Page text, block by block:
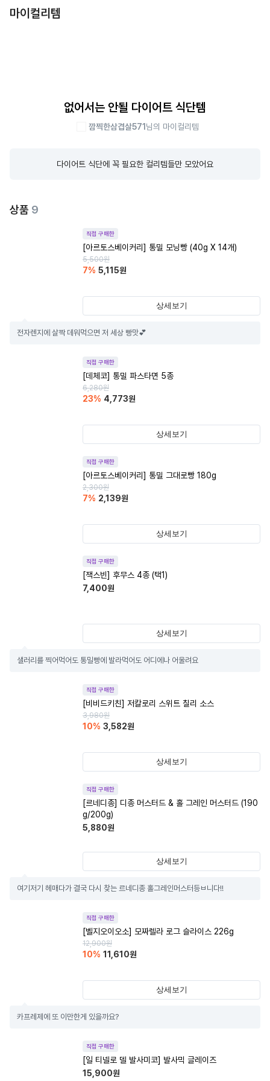
마이컬리템
없어서는 안될 다이어트 식단템
깜찍한삼겹살571 님의 마이컬리템
다이어트 식단에 꼭 필요한 컬리템들만 모았어요
상품 9
직접 구매한
[아르토스베이커리] 통밀 모닝빵 (40g X 14개)
5,500원
7% 5,115원
상세보기
전자렌지에 살짝 데워먹으면 저 세상 빵맛💕
직접 구매한
[데체코] 통밀 파스타면 5종
6,280원
23% 4,773원
상세보기
직접 구매한
[아르토스베이커리] 통밀 그대로빵 180g
2,300원
7% 2,139원
상세보기
직접 구매한
[잭스빈] 후무스 4종 (택1)
7,400원
상세보기
샐러리를 찍어먹어도 통밀빵에 발라먹어도 어디에나 어울려요
직접 구매한
[비비드키친] 저칼로리 스위트 칠리 소스
3,980원
10% 3,582원
상세보기
직접 구매한
[르네디종] 디종 머스터드 & 홀 그레인 머스터드 (190
g/200g)
5,880원
상세보기
여기저기 헤매다가 결국 다시 찾는 르네디종 홀그레인머스터등ㅂ니다!!
직접 구매한
[벨지오이오소] 모짜렐라 로그 슬라이스 226g
12,900원
10% 11,610원
상세보기
카프레제에 또 이만한게 있을까요?
직접 구매한
[일 티넬로 델 발사미코] 발사믹 글레이즈
15,900원